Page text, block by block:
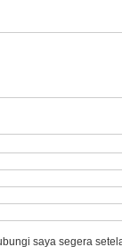
saya segera